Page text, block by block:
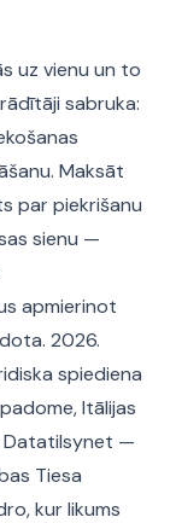
uz vienu un to
sabruka:
Maksāt
par piekrišanu
sienu —
apmierinot
2026.
spiediena
Itālijas
Datatilsynet —
Tiesa
kur likums